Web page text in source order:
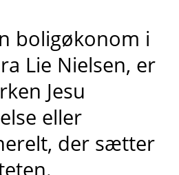
boligøkonom i
Lie Nielsen, er
Jesu
eller
der sætter